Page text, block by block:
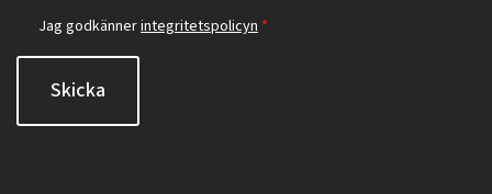
Jag godkännerintegritetspolicyn *
Skicka